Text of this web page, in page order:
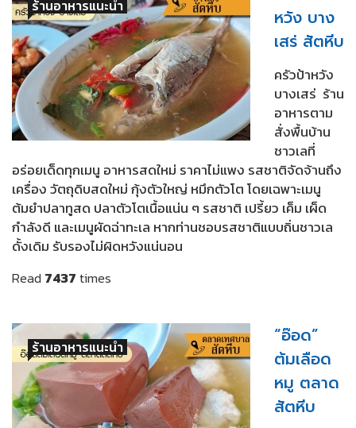
ร้านอาหารแนะนำ
หวัง บาง
เสร่ สัตหีบ
ครัวป้าหวัง
บางเสร่ ร้าน
อาหารตาม
สั่งพื้นบ้าน
ชาวเลที่
อร่อยเด็ดทุกเมนู อาหารสดใหม่ ราคาไม่แพง รสชาติจัดจ้านถึง
เครื่อง วัตถุดิบสดใหม่ กุ้งตัวใหญ่ หมึกตัวโต โดยเฉพาะเมนู
ต้มยำปลาทูสด ปลาตัวโตเนื้อแน่น ๆ รสชาติ เปรี้ยว เค็ม เผ็ด
กำลังดี และเมนูผัดฉ่าทะเล หากท่านชอบรสชาติแบบถิ่นชาวเล
ดั้งเดิม รับรองไม่ผิดหวังแน่นอน
Read 7437times
ร้านอาหารแนะนำ
“อ๊อด”
ต้มเลือด
หมู ตลาด
สัตหีบ